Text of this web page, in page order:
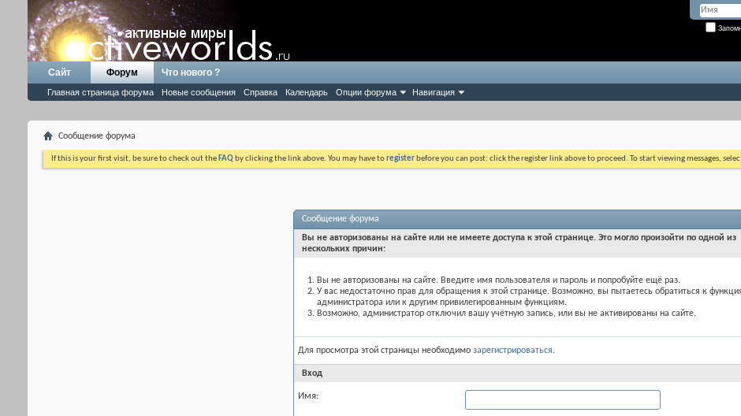
Сайт Форум
Главная страница форума Новые сообщения Справка Календарь Опции форума Навигация
Что нового ?
Сообщение форума
If this is your first visit, be sure to check out the FAQ by clicking the link above. You may have toregister before you can post: click the register link above to proceed. To start viewing messages,
Сообщение форума
Вы не авторизованы на сайте или не имеете доступа к этой странице. Это могло произойти по одной из
нескольких причин:
Вы не авторизованы на сайте. Введите имя пользователя и пароль и попробуйте ещё раз.
У вас недостаточно прав для обращения к этой странице. Возможно, вы пытаетесь обратиться к
администратора или к другим привилегированным функциям.
Возможно, администратор отключил вашу учётную запись, или вы не активированы на сайте.
Для просмотра этой страницы необходимо зарегистрироваться.
Вход
Имя: